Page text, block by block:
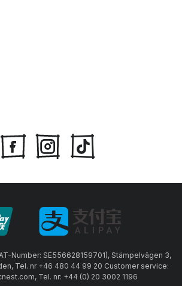
Number: SE556628159701), Stämpelvägen 3,
Tel. nr +46 480 44 99 20 Customer service:
Tel. nr: +44 (0) 20 3002 1196